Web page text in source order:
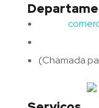
(Chamada